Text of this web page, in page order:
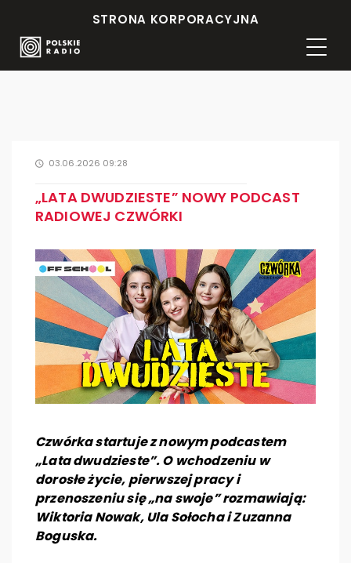
STRONA KORPORACYJNA
03.06.2026 09:28
„LATA DWUDZIESTE” NOWY PODCAST
RADIOWEJ CZWÓRKI
Czwórka startuje z nowym podcastem
„Lata dwudzieste”. O wchodzeniu w
dorosłe życie, pierwszej pracy i
przenoszeniu się „na swoje” rozmawiają:
Wiktoria Nowak, Ula Sołocha i Zuzanna
Boguska.